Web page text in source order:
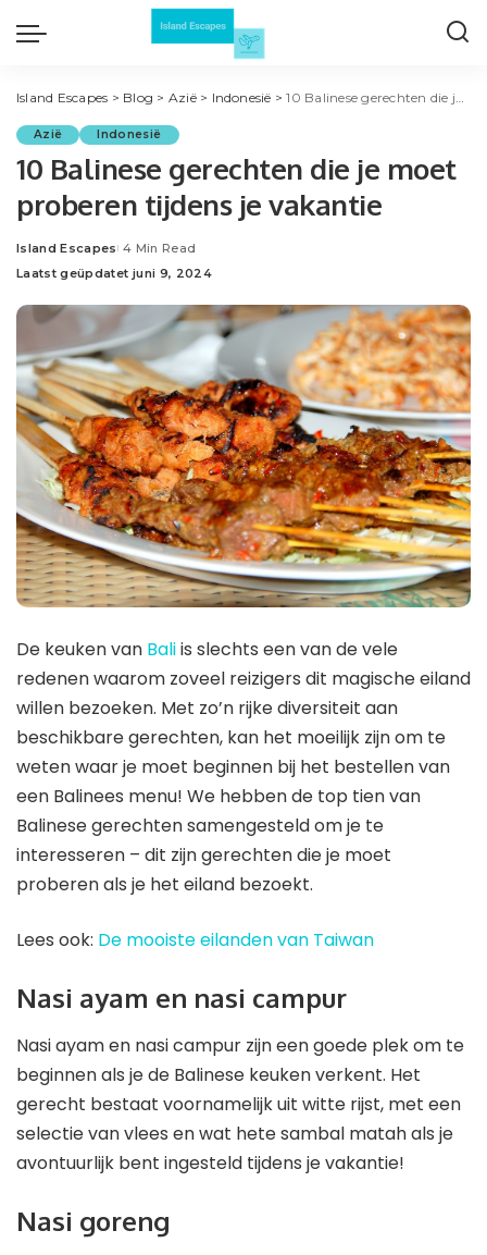
Island Escapes > Blog > Azië> Indonesië >10 Balinese gerechten die je moet proberen tijdens je vakantie
Azië Indonesië
10 Balinese gerechten die je moet
proberen tijdens je vakantie
Posted
by
Island Escapes 4 Min Read
Laatst geüpdatet juni 9, 2024
De keuken van Baliis slechts een van de vele
redenen waarom zoveel reizigers dit magische eiland
willen bezoeken. Met zo’n rijke diversiteit aan
beschikbare gerechten, kan het moeilijk zijn om te
weten waar je moet beginnen bij het bestellen van
een Balinees menu! We hebben de top tien van
Balinese gerechten samengesteld om je te
interesseren – dit zijn gerechten die je moet
proberen als je het eiland bezoekt.
Lees ook: De mooiste eilanden van Taiwan
Nasi ayam en nasi campur
Nasi ayam en nasi campur zijn een goede plek om te
beginnen als je de Balinese keuken verkent. Het
gerecht bestaat voornamelijk uit witte rijst, met een
selectie van vlees en wat hete sambal matah als je
avontuurlijk bent ingesteld tijdens je vakantie!
Nasi goreng